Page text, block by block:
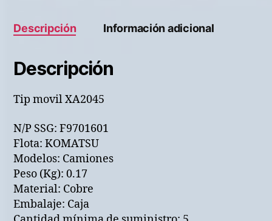
Descripción Información adicional
Descripción
Tip movil XA2045
N/P SSG: F9701601
Flota: KOMATSU
Modelos: Camiones
Peso (Kg): 0.17
Material: Cobre
Embalaje: Caja